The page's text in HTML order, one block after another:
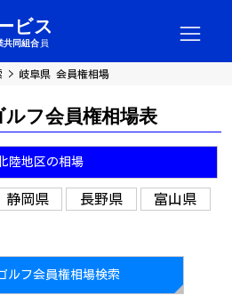
岐阜県 会員権相場
ルフ会員権相場表
陸地区の相場
静岡県 長野県 富山県
ルフ会員権相場検索